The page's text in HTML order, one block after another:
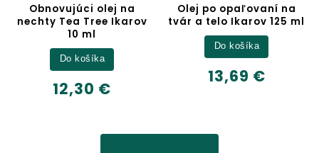
Obnovujúci olej na
nechty Tea Tree Ikarov
10 ml
12,30 €
Do košíka
Olej po opaľovaní na
tvár a telo Ikarov 125 ml
13,69 €
Do košíka